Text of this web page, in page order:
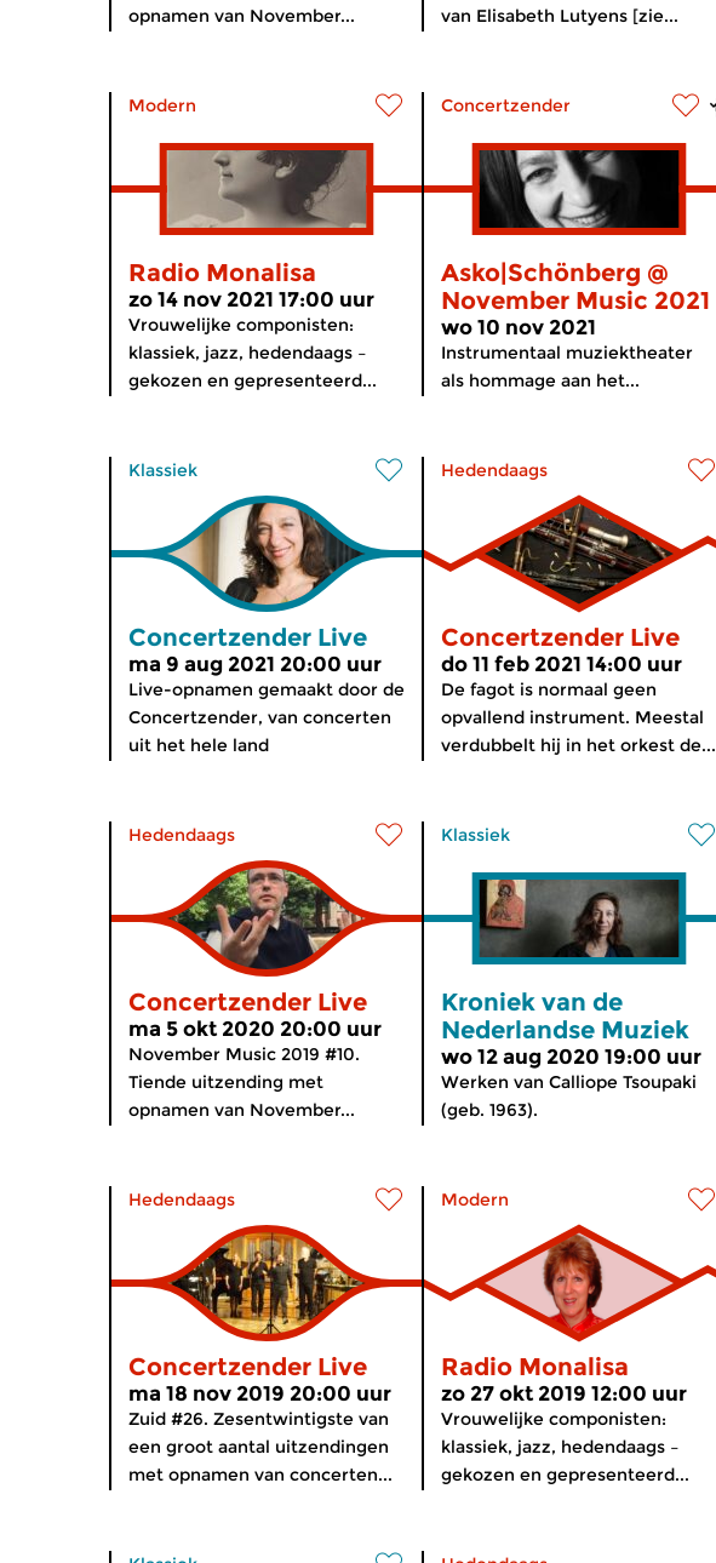
opnamen van November...
van Elisabeth Lutyens [zie...
Modern
Radio Monalisa
zo 14 nov 2021 17:00 uur
Vrouwelijke componisten:
klassiek, jazz, hedendaags –
gekozen en gepresenteerd...
Concertzender
Asko|Schönberg @
November Music 2021
wo 10 nov 2021
Instrumentaal muziektheater
als hommage aan het...
Klassiek
Concertzender Live
ma 9 aug 2021 20:00 uur
Live-opnamen gemaakt door de
Concertzender, van concerten
uit het hele land
Hedendaags
Concertzender Live
do 11 feb 2021 14:00 uur
De fagot is normaal geen
opvallend instrument. Meestal
verdubbelt hij in het orkest de...
Hedendaags
Concertzender Live
ma 5 okt 2020 20:00 uur
November Music 2019 #10.
Tiende uitzending met
opnamen van November...
Klassiek
Kroniek van de
Nederlandse Muziek
wo 12 aug 2020 19:00 uur
Werken van Calliope Tsoupaki
(geb. 1963).
Hedendaags
Concertzender Live
ma 18 nov 2019 20:00 uur
Zuid #26. Zesentwintigste van
een groot aantal uitzendingen
met opnamen van concerten...
Modern
Radio Monalisa
zo 27 okt 2019 12:00 uur
Vrouwelijke componisten:
klassiek, jazz, hedendaags –
gekozen en gepresenteerd...